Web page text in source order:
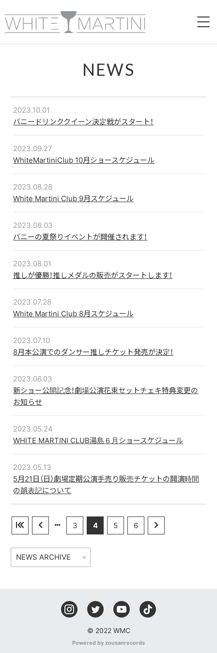
VIDEO
NEWS
2023.10.01
バニードリンククイーン決定戦がスタート！
2023.09.27
WhiteMartiniClub 10月ショースケジュール
2023.08.28
White Martini Club 9月スケジュール
2023.08.03
バニーの夏祭りイベントが開催されます！
2023.08.01
推しが優勝！推しメダルの販売がスタートします！
2023.07.28
White Martini Club 8月スケジュール
2023.07.10
8月本公演でのダンサー推しチケット発売が決定！
2023.06.03
新ショー公開記念！劇場公演花束セットチェキ特典変更の
お知らせ
2023.05.24
WHITE MARTINI CLUB湯島６月ショースケジュール
2023.05.13
5月21日（日）劇場定期公演手売り販売チケットの開演時間
の誤表記について
3 4 5 6
© 2022 WMC
Powered by zousanrecords